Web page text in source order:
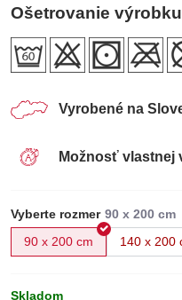
Ošetrovanie výrobku
Vyrobené na
Možnosť vlastnej
Vyberte rozmer
90 x 200 cm
140 x 200
Skladom